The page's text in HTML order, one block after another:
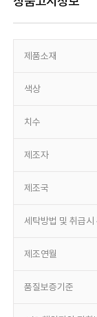
제품소재
색상
치수
제조자
제조국
세탁방법 및 취급시
제조연월
품질보증기준